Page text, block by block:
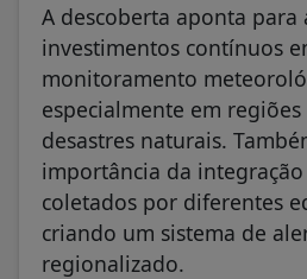
A descoberta aponta para
investimentos contínuos
monitoramento
especialmente em
desastres naturais.
importância da
coletados por diferentes
criando um sistema de
regionalizado.